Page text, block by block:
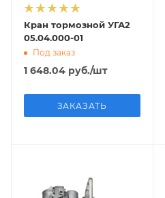
Кран тормозной УГА2
05.04.000-01
Под заказ
1 648.04 руб./шт
ЗАКАЗАТЬ